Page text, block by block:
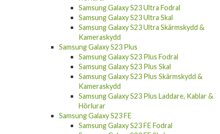
Hörlurar
Samsung Galaxy S23 Ultra
Samsung Galaxy S23 Ultra Laddare, Kablar &
Hörlurar
Samsung Galaxy S23 Ultra Fodral
Samsung Galaxy S23 Ultra Skal
Samsung Galaxy S23 Ultra Skärmskydd &
Kameraskydd
Samsung Galaxy S23 Plus
Samsung Galaxy S23 Plus Fodral
Samsung Galaxy S23 Plus Skal
Samsung Galaxy S23 Plus Skärmskydd &
Kameraskydd